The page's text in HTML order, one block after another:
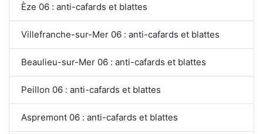
Èze 06 : anti-cafards et blattes
Villefranche-sur-Mer 06 : anti-cafards et blattes
Beaulieu-sur-Mer 06 : anti-cafards et blattes
Peillon 06 : anti-cafards et blattes
Aspremont 06 : anti-cafards et blattes